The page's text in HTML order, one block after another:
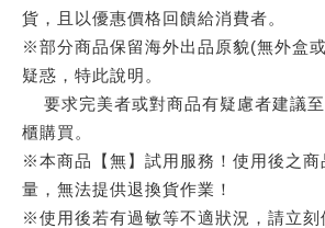
貨，且以優惠價格回饋給消費者。
※部分商品保留海外出品原貌(無外盒
疑惑，特此說明。
要求完美者或對商品有疑慮者建議
櫃購買。
※本商品【無】試用服務！使用後之商
量，無法提供退換貨作業！
※使用後若有過敏等不適狀況，請立刻